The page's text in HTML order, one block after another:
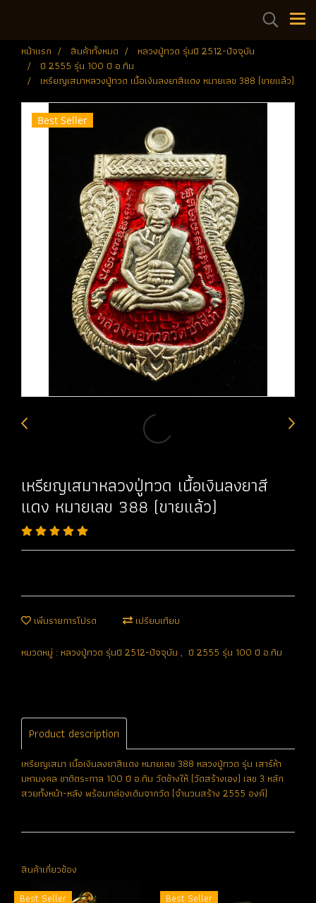
หน้าแรก สินค้าทั้งหมด
หลวงปู่ทวด รุ่นปี 2512-ปัจจุบัน
ปี 2555 รุ่น 100 ปี อ.ทิม
เหรียญเสมาหลวงปู่ทวด เนื้อเงินลงยาสีแดง หมายเลข 388 (ขายแล้ว)
Best Seller
เหรียญเสมาหลวงปู่ทวด เนื้อเงินลงยาสี
แดง หมายเลข 388 (ขายแล้ว)
เพิ่มรายการโปรด เปรียบเทียบ
หมวดหมู่ : หลวงปู่ทวด รุ่นปี 2512-ปัจจุบัน , ปี 2555 รุ่น 100 ปี อ.ทิม
Product description
เหรียญเสมา เนื้อเงินลงยาสีแดง หมายเลข 388 หลวงปู่ทวด รุ่น เสาร์ห้า
มหามงคล ชาติตระกาล 100 ปี อ.ทิม วัดช้างให้ (วัดสร้างเอง) เลข 3 หลัก
สวยทั้งหน้า-หลัง พร้อมกล่องเดิมจากวัด (จำนวนสร้าง 2555 องค์)
สินค้าเกี่ยวข้อง
Best Seller
Best Seller